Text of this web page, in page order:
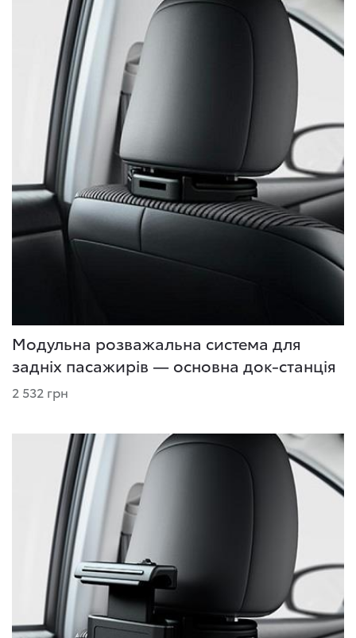
Модульна розважальна система для
задніх пасажирів — основна док-станція
2 532 грн